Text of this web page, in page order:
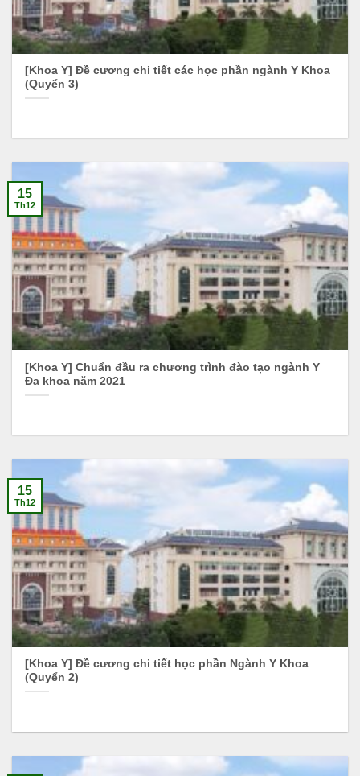
[Khoa Y] Đề cương chi tiết các học phần ngành Y Khoa
(Quyển 3)
[Khoa Y] Chuẩn đầu ra chương trình đào tạo ngành Y
Đa khoa năm 2021
15
Th12
[Khoa Y] Đề cương chi tiết học phần Ngành Y Khoa
(Quyển 2)
15
Th12